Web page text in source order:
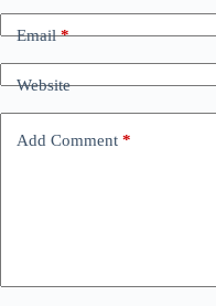
Email*
Website
Add Comment *